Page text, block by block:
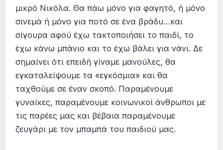
μικρό Νικόλα. Θα πάω μόνο για φαγητό, ή μόνο
σινεμά ή μόνο για ποτό σε ένα βράδυ…και
σίγουρα αφού έχω τακτοποιήσει το παιδί, το
έχω κάνω μπάνιο και το έχω βάλει για νάνι. Δε
σημαίνει ότι επειδή γίναμε μανούλες, θα
εγκαταλείψουμε τα «εγκόσμια» και θα
ταχθούμε σε έναν σκοπό. Παραμένουμε
γυναίκες, παραμένουμε κοινωνικοί άνθρωποι με
τις παρέες μας και βέβαια παραμένουμε
ζευγάρι με τον μπαμπά του παιδιού μας.